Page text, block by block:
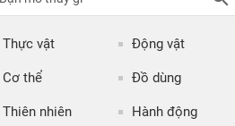
Thực vật Động vật
Cơ thể Đồ dùng
Thiên nhiên Hành động